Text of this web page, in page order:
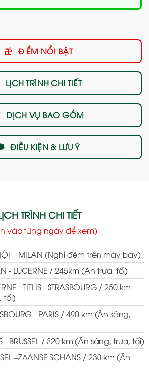
TRÌNH CHI TIẾT
vào từng ngày để xem)
– MILAN (Nghỉ đêm trên máy bay)
- LUCERNE / 245km (Ăn trưa, tối)
- TITLIS - STRASBOURG / 250 km
tối)
- PARIS / 490 km (Ăn sáng,
- BRUSSEL / 320 km (Ăn sáng, trưa, tối)
–ZAANSE SCHANS / 230 km (Ăn
ĐIỂM NỔI BẬT
LỊCH TRÌNH CHI TIẾT
DỊCH VỤ BAO GỒM
ĐIỀU KIỆN & LƯU Ý